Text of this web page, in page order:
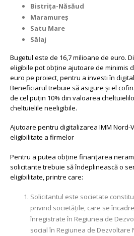
Bistrița-Năsăud
Maramureș
Satu Mare
Sălaj
Bugetul este de 16,7 milioane de euro.
eligibile pot obține ajutoare de minimis
euro pe proiect, pentru a investi în
Beneficiarul trebuie să asigure și el
de cel puțin 10% din valoarea
cheltuielile neeligibile.
Ajutoare pentru digitalizarea IMM Nord-
eligibilitate a firmelor
Pentru a putea obține finanțarea
solicitante trebuie să îndeplinească o
eligibilitate, printre care:
Solicitantul este societate
privind societățile, care se
înregistrate în Regiunea de
social în Regiunea de Dezvoltare